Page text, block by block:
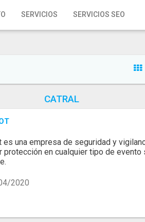
SERVICIOS SERVICIOS SEO
CATRAL
es una empresa de seguridad y
protección en cualquier tipo de evento
2020